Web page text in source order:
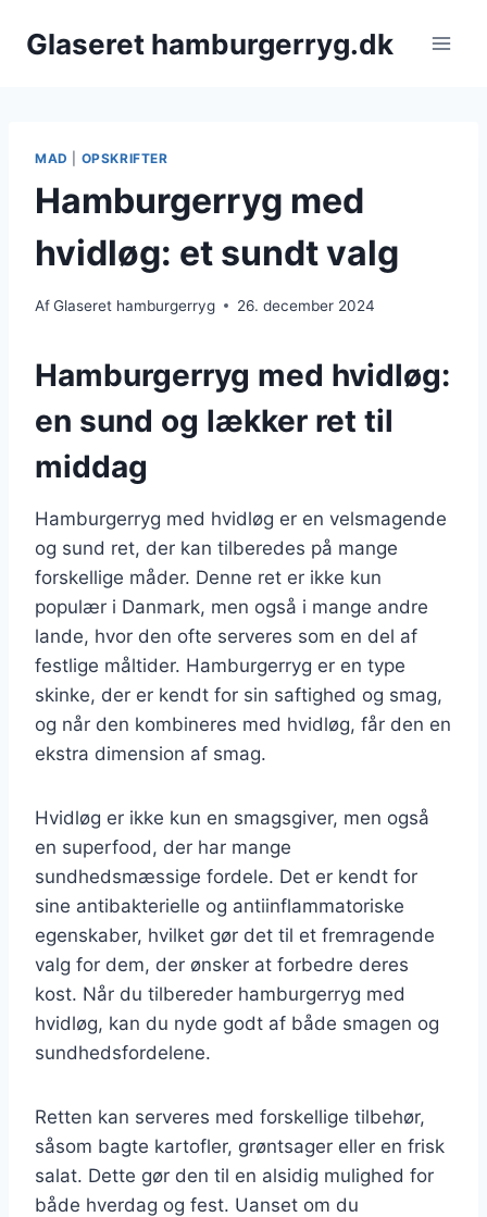
Glaseret hamburgerryg.dk
MAD OPSKRIFTER
Hamburgerryg med
hvidløg: et sundt valg
AfGlaseret hamburgerryg 26. december 2024
Hamburgerryg med hvidløg:
en sund og lækker ret til
middag
Hamburgerryg med hvidløg er en velsmagende
og sund ret, der kan tilberedes på mange
forskellige måder. Denne ret er ikke kun
populær i Danmark, men også i mange andre
lande, hvor den ofte serveres som en del af
festlige måltider. Hamburgerryg er en type
skinke, der er kendt for sin saftighed og smag,
og når den kombineres med hvidløg, får den en
ekstra dimension af smag.
Hvidløg er ikke kun en smagsgiver, men også
en superfood, der har mange
sundhedsmæssige fordele. Det er kendt for
sine antibakterielle og antiinflammatoriske
egenskaber, hvilket gør det til et fremragende
valg for dem, der ønsker at forbedre deres
kost. Når du tilbereder hamburgerryg med
hvidløg, kan du nyde godt af både smagen og
sundhedsfordelene.
Retten kan serveres med forskellige tilbehør,
såsom bagte kartofler, grøntsager eller en frisk
salat. Dette gør den til en alsidig mulighed for
både hverdag og fest. Uanset om du